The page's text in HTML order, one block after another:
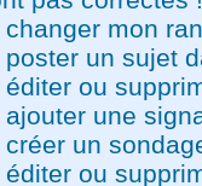
mon
un sujet
ou
une
un
ou